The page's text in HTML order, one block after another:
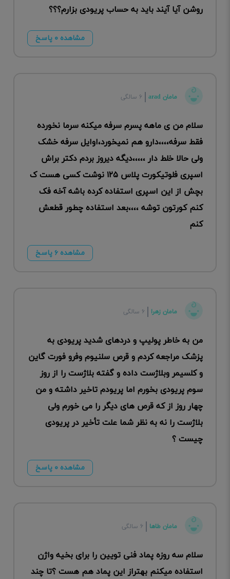
روشن آیا آیند باید به حساب پریودی بزارم؟؟؟
مشاهده ۰ پاسخ
مامان arad ۶ سالگی
سلام من ی ماهه پسرم سرفه میکنه سرما نخورده
فقط سرفه،،،،دارو هم نمیخورد،اوایل سرفه خشک
ولی حالا خلط دار ،،،،،دیگه دیروز بردم دکتر براش
اسپری فلوتیکورت پلاس ۱۲۵ نوشت کسی هست ک
بچش از این اسپری استفاده کرده باشه آخه فک
کنم کورتون توشه ،،،،بعد استفاده چطور قطعش
کنم
مشاهده ۶ پاسخ
مامان زهرا ۶ سالگی
من به خاطر پولیپ و دردهای شدید پریودی به
پزشک مراجعه کردم و قرص سلنیوم وفرو فورت گاین
و کلسیمر وبلاژست داده و گفته بلاژست را از روز
سوم پریودی بخورم اما پریودم تاخیر داشته و من
چهار روز از که قرص های دیگر را می خورم ولی
بلاژست را نه به نظر شما علت تأخیر در پریودی
چیست ؟
مشاهده ۰ پاسخ
مامان طاها ۶ سالگی
سلام سه روزه پماد فنی تویین را برای بخیه واژن
استفاده میکنم بهتراز این پماد هم هست ؟تا چند